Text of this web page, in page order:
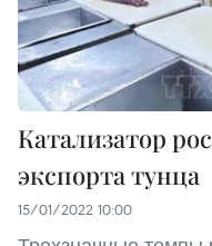
Катализатор
экспорта тунца
15/01/2022 10:00